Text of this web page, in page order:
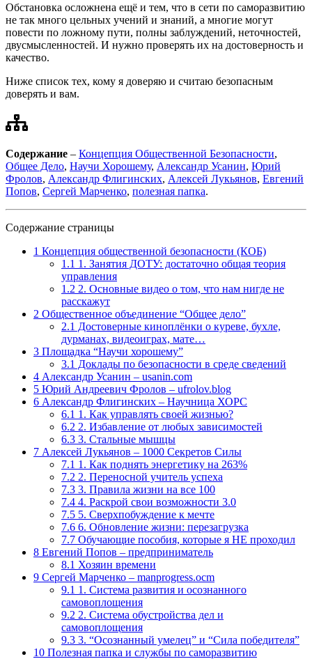
Обстановка осложнена ещё и тем, что в сети по саморазвитию
не так много цельных учений и знаний, а многие могут
повести по ложному пути, полны заблуждений, неточностей,
двусмысленностей. И нужно проверять их на достоверность и
качество.
Ниже список тех, кому я доверяю и считаю безопасным
доверять и вам.
Содержание – Концепция Общественной Безопасности,
Общее Дело, Научи Хорошему, Александр Усанин, Юрий
Фролов, Александр Флигинских, Алексей Лукьянов, Евгений
Попов, Сергей Марченко, полезная папка.
Содержание страницы
1 Концепция общественной безопасности (КОБ)
1.1 1. Занятия ДОТУ: достаточно общая теория
управления
1.2 2. Основные видео о том, что нам нигде не
расскажут
2 Общественное объединение “Общее дело”
2.1 Достоверные киноплёнки о куреве, бухле,
дурманах, видеоиграх, мате…
3 Площадка “Научи хорошему”
3.1 Доклады по безопасности в среде сведений
4 Александр Усанин – usanin.com
5 Юрий Андреевич Фролов – ufrolov.blog
6 Александр Флигинских – Научница ХОРС
6.1 1. Как управлять своей жизнью?
6.2 2. Избавление от любых зависимостей
6.3 3. Стальные мышцы
7 Алексей Лукьянов – 1000 Секретов Силы
7.1 1. Как поднять энергетику на 263%
7.2 2. Переносной учитель успеха
7.3 3. Правила жизни на все 100
7.4 4. Раскрой свои возможности 3.0
7.5 5. Сверхпобуждение к мечте
7.6 6. Обновление жизни: перезагрузка
7.7 Обучающие пособия, которые я НЕ проходил
8 Евгений Попов – предприниматель
8.1 Хозяин времени
9 Сергей Марченко – manprogress.ocm
9.1 1. Система развития и осознанного
самовоплощения
9.2 2. Система обустройства дел и
самовоплощения
9.3 3. “Осознанный умелец” и “Сила победителя”
10 Полезная папка и службы по саморазвитию